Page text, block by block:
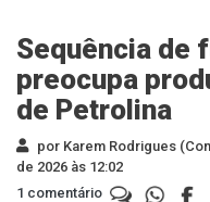
Sequência de
preocupa
de Petrolina
por Karem Rodrigues
de 2026 às 12:02
1 comentário